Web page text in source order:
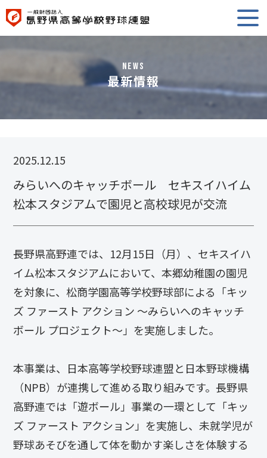
NEWS
最新情報
2025.12.15
みらいへのキャッチボール セキスイハイム
松本スタジアムで園児と高校球児が交流
長野県高野連では、12月15日（月）、セキスイハ
イム松本スタジアムにおいて、本郷幼稚園の園児
を対象に、松商学園高等学校野球部による「キッ
ズ ファースト アクション ～みらいへのキャッチ
ボール プロジェクト～」を実施しました。
本事業は、日本高等学校野球連盟と日本野球機構
（NPB）が連携して進める取り組みです。長野県
高野連では「遊ボール」事業の一環として「キッ
ズ ファースト アクション」を実施し、未就学児が
野球あそびを通して体を動かす楽しさを体験する